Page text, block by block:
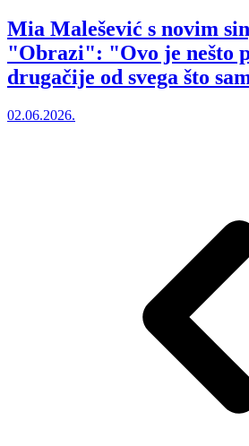
Mia Malešević s novim
"Obrazi": "Ovo je nešto
drugačije od svega što
02.06.2026.